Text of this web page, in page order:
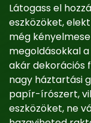
Látogass el
eszközöket,
még
megoldásokkal
akár dekorációs
nagy háztartási
papír-írószert,
eszközöket, ne